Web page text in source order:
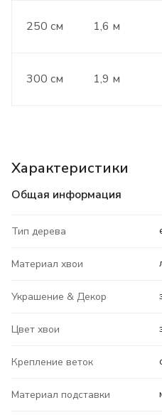
250 см 1,6 м
300 см 1,9 м
Характеристики
Общая информация
Тип дерева
Материал хвои
Украшение & Декор
Цвет хвои
Крепление веток
Материал подставки